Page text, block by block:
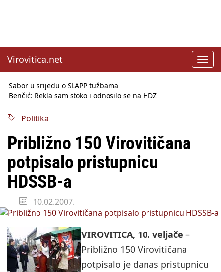
Virovitica.net
Sabor u srijedu o SLAPP tužbama
Benčić: Rekla sam stoko i odnosilo se na HDZ
godine
najavio za jesen
Državni tajnik Rukavina: Hrvatska ima 3,6 milijuna birača
HŽ Infrastruktura: Nesreće na željezničkim prijelazima
prepolovljene
Državni inspektorat opozvao Barebells pločicu - soft protein
bar Coco Choco
Politika
Približno 150 Virovitičana
potpisalo pristupnicu
HDSSB-a
10.02.2007.
VIROVITICA, 10. veljače –
Približno 150 Virovitičana
potpisalo je danas pristupnicu